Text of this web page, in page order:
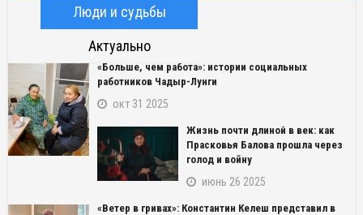
Люди и судьбы
Актуально
«Больше, чем работа»: истории социальных
работников Чадыр-Лунги
окт 31 2025
Жизнь почти длиной в век: как
Прасковья Балова прошла через
голод и войну
июнь 26 2025
«Ветер в гривах»: Константин Келеш представил в